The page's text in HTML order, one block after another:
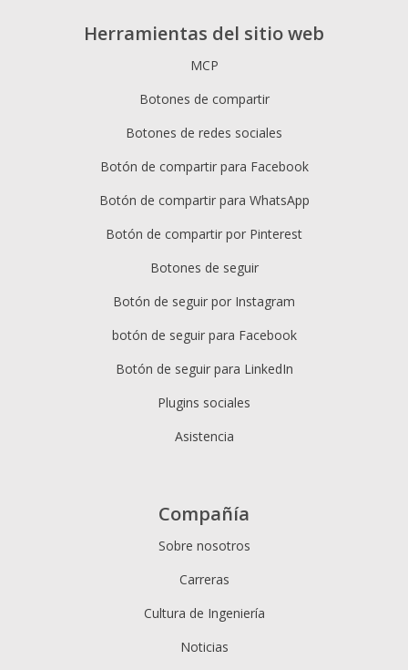
Herramientas del sitio web
MCP
Botones de compartir
Botones de redes sociales
Botón de compartir para Facebook
Botón de compartir para WhatsApp
Botón de compartir por Pinterest
Botones de seguir
Botón de seguir por Instagram
botón de seguir para Facebook
Botón de seguir para LinkedIn
Plugins sociales
Asistencia
Compañía
Sobre nosotros
Carreras
Cultura de Ingeniería
Noticias